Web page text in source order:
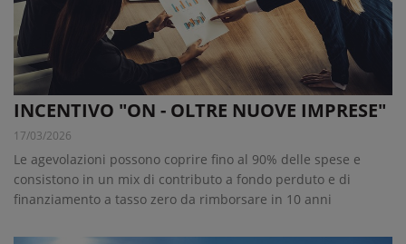
INCENTIVO "ON - OLTRE NUOVE IMPRESE"
17/03/2026
Le agevolazioni possono coprire fino al 90% delle spese e
consistono in un mix di contributo a fondo perduto e di
finanziamento a tasso zero da rimborsare in 10 anni